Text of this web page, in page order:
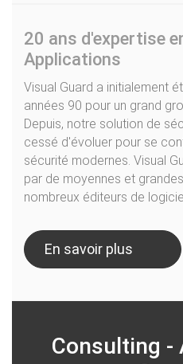
20 ans d'expertise
Applications
Visual Guard a initialement
années 90 pour un grand
Depuis, notre solution de
cessé d'évoluer pour se
sécurité modernes. Visual
par de moyennes et
nombreux éditeurs de
En savoir plus
Consulting -